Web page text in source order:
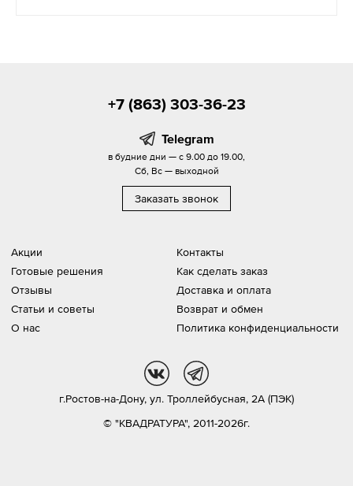
Акции
Готовые решения
Отзывы
Статьи и советы
О нас
Контакты
Как сделать заказ
Доставка и оплата
Возврат и обмен
Политика конфиденциальности
+7 (863) 303-36-23
Telegram
в будние дни — с 9.00 до 19.00,
Сб, Вс — выходной
Заказать звонок
© "КВАДРАТУРА", 2011-2026г.
г.Ростов-на-Дону, ул. Троллейбусная, 2А (ПЭК)